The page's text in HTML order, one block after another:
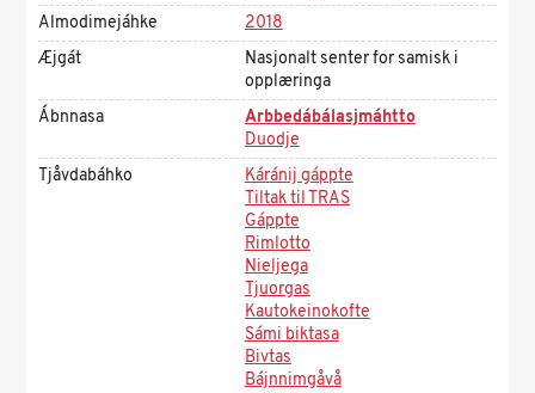
Almodimejáhke
2018
Æjgát
Nasjonalt senter for samisk i
opplæringa
Ábnnasa
Arbbedábálasjmáhtto
Duodje
Tjåvdabáhko
Káránij gáppte
Tiltak til TRAS
Gáppte
Rimlotto
Nieljega
Tjuorgas
Kautokeinokofte
Sámi biktasa
Bivtas
Bájnnimgåvå